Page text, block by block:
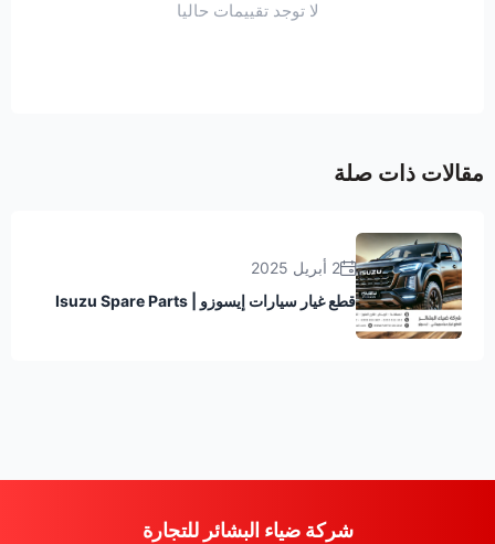
لا توجد تقييمات حاليا
مقالات ذات صلة
2 أبريل 2025
قطع غيار سيارات إيسوزو | Isuzu Spare Parts
شركة ضياء البشائر للتجارة